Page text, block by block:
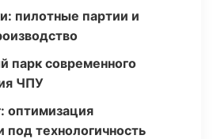
пилотные партии и
парк современного
ЧПУ
оптимизация
под технологичность